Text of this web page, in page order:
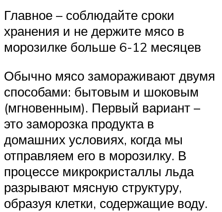
Главное – соблюдайте сроки
хранения и не держите мясо в
морозилке больше 6-12 месяцев
Обычно мясо замораживают двумя
способами: бытовым и шоковым
(мгновенным). Первый вариант –
это заморозка продукта в
домашних условиях, когда мы
отправляем его в морозилку. В
процессе микрокристаллы льда
разрывают мясную структуру,
образуя клетки, содержащие воду.